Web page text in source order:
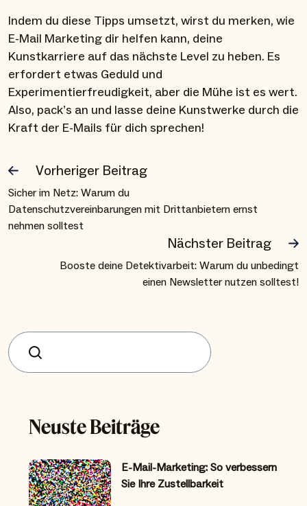
Indem du diese Tipps umsetzt, wirst du merken, wie
E-Mail Marketing dir helfen kann, deine
Kunstkarriere auf das nächste Level zu heben. Es
erfordert etwas Geduld und
Experimentierfreudigkeit, aber die Mühe ist es wert.
Also, pack’s an und lasse deine Kunstwerke durch die
Kraft der E-Mails für dich sprechen!
Vorheriger Beitrag
Sicher im Netz: Warum du
Datenschutzvereinbarungen mit Drittanbietern ernst
nehmen solltest
Nächster Beitrag
Booste deine Detektivarbeit: Warum du unbedingt
einen Newsletter nutzen solltest!
Suchen
Neuste Beiträge
E-Mail-Marketing: So verbessern
Sie Ihre Zustellbarkeit